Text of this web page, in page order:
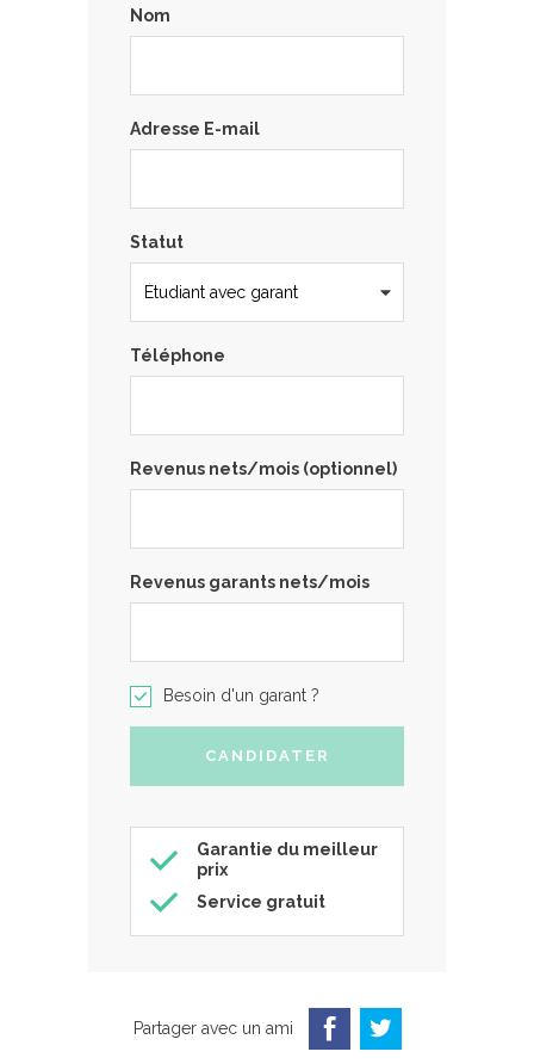
Nom
Adresse E-mail
Statut
Téléphone
Revenus nets/mois (optionnel)
Revenus garants nets/mois
Besoin d'un garant ?
Garantie du meilleur
prix
Service gratuit
Partager avec un ami